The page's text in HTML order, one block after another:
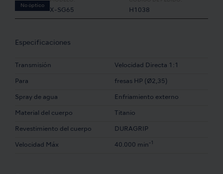
No óptico
X-SG65 H1038
Especificaciones
Transmisión Velocidad Directa 1:1
Para fresas HP (Ø2,35)
Spray de agua Enfriamiento externo
Material del cuerpo Titanio
Revestimiento del cuerpo DURAGRIP
Velocidad Máx 40.000 min -1